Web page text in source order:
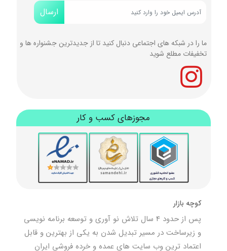
ارسال
ما را در شبکه های اجتماعی دنبال کنید تا از جدیدترین جشنواره ها و
تخفیفات مطلع شوید
مجوزهای کسب و کار
کوچه بازار
پس از حدود 4 سال تلاش نو آوری و توسعه برنامه نویسی
و زیرساخت در مسیر تبدیل شدن به یکی از بهترین و قابل
اعتماد ترین وب سایت های عمده و خرده فروشی ایران